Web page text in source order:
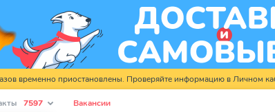
временно приостановлены. Проверяйте информацию в Личном
7597 Вакансии